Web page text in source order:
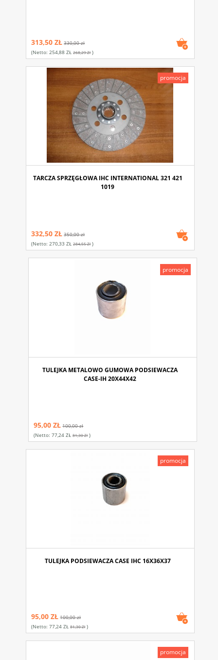
313,50 ZŁ 330,00 zł
(netto:254,88 ZŁ 268,29 Zł)
TARCZA SPRZĘGŁOWA IHC INTERNATIONAL 321 421
1019
332,50 ZŁ 350,00 zł
(netto:270,33 ZŁ 284,55 Zł)
promocja
TULEJKA METALOWO GUMOWA PODSIEWACZA
CASE-IH 20X44X42
95,00 ZŁ 100,00 zł
(netto:77,24 ZŁ 81,30 Zł)
promocja
TULEJKA PODSIEWACZA CASE IHC 16X36X37
95,00 ZŁ 100,00 zł
(netto:77,24 ZŁ 81,30 Zł)
promocja
promocja